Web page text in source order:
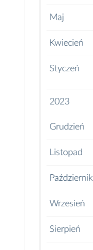
Maj
Kwiecień
Styczeń
2023
Grudzień
Listopad
Październik
Wrzesień
Sierpień